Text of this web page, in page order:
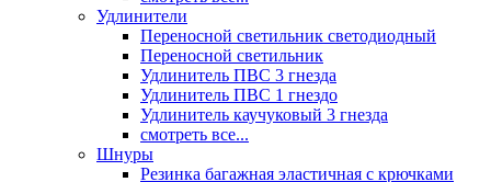
Удлинители
Переносной светильник светодиодный
Переносной светильник
Удлинитель ПВС 3 гнезда
Удлинитель ПВС 1 гнездо
Удлинитель каучуковый 3 гнезда
смотреть все...
Шнуры
Резинка багажная эластичная с крючками